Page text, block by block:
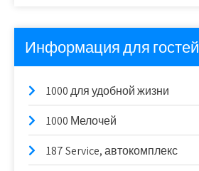
Информация для гостей
1000 для удобной жизни
1000 Мелочей
187 Service, автокомплекс